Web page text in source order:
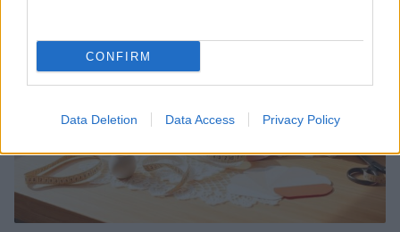
CONFIRM
Data Deletion Data Access Privacy Policy